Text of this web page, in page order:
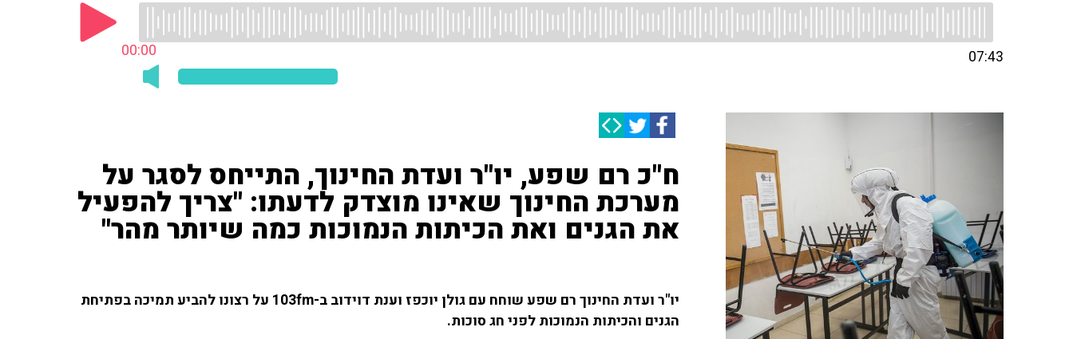
00:00 07:43
ח"כ רם שפע, יו"ר ועדת החינוך, התייחס לסגר על
מערכת החינוך שאינו מוצדק לדעתו: "צריך להפעיל
את הגנים ואת הכיתות הנמוכות כמה שיותר מהר"
יו"ר ועדת החינוך רם שפע שוחח עם גולן יוכפז וענת דוידוב ב-103fm על רצונו להביע תמיכה בפתיחת
הגנים והכיתות הנמוכות לפני חג סוכות.